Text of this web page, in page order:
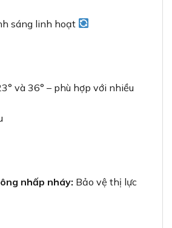
sáng linh hoạt
và 36° – phù hợp với nhiều
nhấp nháy: Bảo vệ thị lực